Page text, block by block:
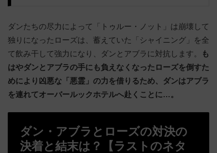
ダンたちの尽力によって「トゥルー・ノット」は崩壊して
独りになったローズは、蓄えていた「シャイニング」を全
て飲み干して強力になり、ダンとアブラに対抗します。
も
はやダンとアブラの手にも負えなくなったローズを倒すた
めにより凶悪な「悪霊」の力を借りるため、ダンはアブラ
を連れてオーバールックホテルへ赴くことに…。
ダン・アブラとローズの対決の
決着と結末は？【ラストのネタ